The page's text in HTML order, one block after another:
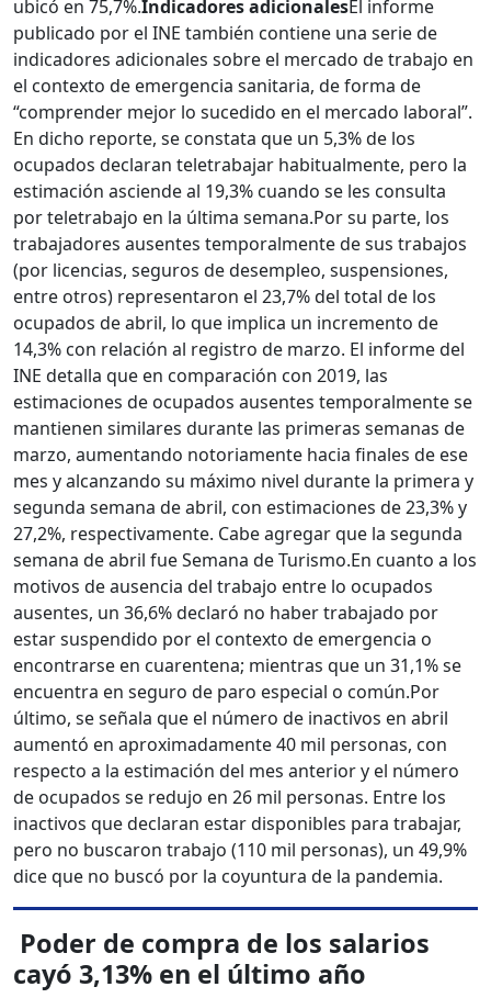
ubicó en 75,7%.Indicadores adicionalesEl informe
publicado por el INE también contiene una serie de
indicadores adicionales sobre el mercado de trabajo en
el contexto de emergencia sanitaria, de forma de
“comprender mejor lo sucedido en el mercado laboral”.
En dicho reporte, se constata que un 5,3% de los
ocupados declaran teletrabajar habitualmente, pero la
estimación asciende al 19,3% cuando se les consulta
por teletrabajo en la última semana.Por su parte, los
trabajadores ausentes temporalmente de sus trabajos
(por licencias, seguros de desempleo, suspensiones,
entre otros) representaron el 23,7% del total de los
ocupados de abril, lo que implica un incremento de
14,3% con relación al registro de marzo. El informe del
INE detalla que en comparación con 2019, las
estimaciones de ocupados ausentes temporalmente se
mantienen similares durante las primeras semanas de
marzo, aumentando notoriamente hacia finales de ese
mes y alcanzando su máximo nivel durante la primera y
segunda semana de abril, con estimaciones de 23,3% y
27,2%, respectivamente. Cabe agregar que la segunda
semana de abril fue Semana de Turismo.En cuanto a los
motivos de ausencia del trabajo entre lo ocupados
ausentes, un 36,6% declaró no haber trabajado por
estar suspendido por el contexto de emergencia o
encontrarse en cuarentena; mientras que un 31,1% se
encuentra en seguro de paro especial o común.Por
último, se señala que el número de inactivos en abril
aumentó en aproximadamente 40 mil personas, con
respecto a la estimación del mes anterior y el número
de ocupados se redujo en 26 mil personas. Entre los
inactivos que declaran estar disponibles para trabajar,
pero no buscaron trabajo (110 mil personas), un 49,9%
dice que no buscó por la coyuntura de la pandemia.
Poder de compra de los salarios
cayó 3,13% en el último año